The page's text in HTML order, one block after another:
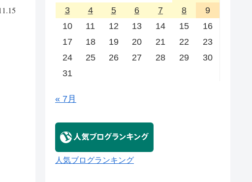
3
4 5 6 7 8
9
10
11 12 13 14 15
16
17
18 19 20 21 22
23
24
25 26 27 28 29
30
31
« 7月
人気ブログランキング